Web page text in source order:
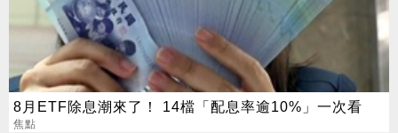
8月ETF除息潮來了！ 14檔「配息率逾10%」一次看
焦點